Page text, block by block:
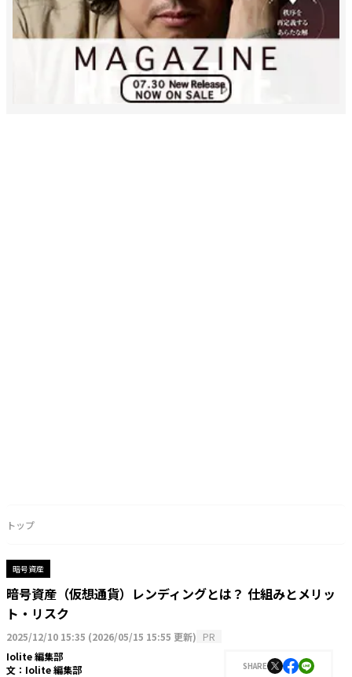
トップ
暗号資産
暗号資産（仮想通貨）レンディングとは？ 仕組みとメリッ
ト・リスク
2025/12/10 15:35 (2026/05/15 15:55 更新) PR
Iolite 編集部
文： Iolite 編集部 SHARE